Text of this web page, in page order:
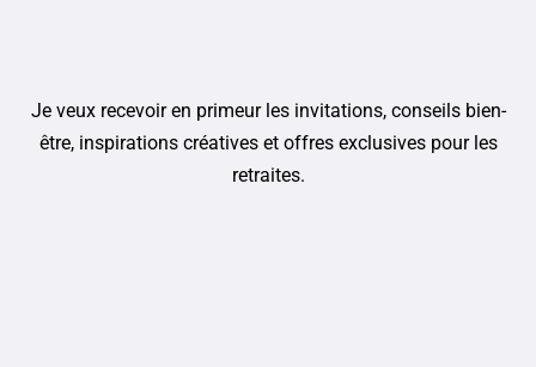
Je veux recevoir en primeur les invitations, conseils bien-
être, inspirations créatives et offres exclusives pour les
retraites.